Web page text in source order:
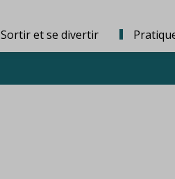
Sortir et se divertir